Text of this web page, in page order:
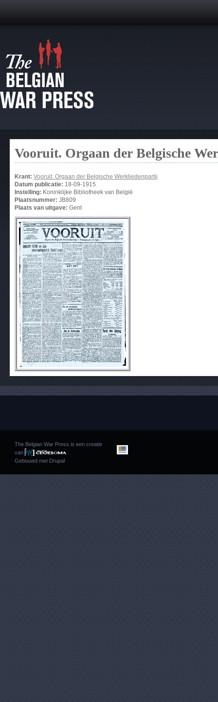
Vooruit. Orgaan der Belgische
Krant: Vooruit. Orgaan der Belgische Werkliedenpartij
Datum publicatie: 18-09-1915
Instelling: Koninklijke Bibliotheek van België
Plaatsnummer: JB809
Plaats van uitgave: Gent
The Belgian War Press is een creatie
van
Gebouwd met Drupal